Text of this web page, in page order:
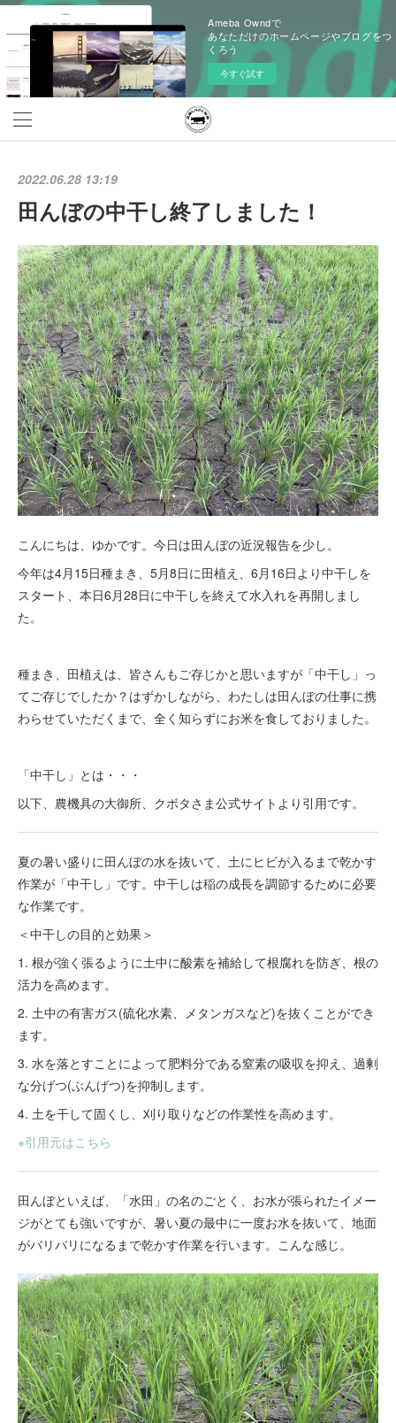
Ameba Owndで
あなただけのホームページやブログをつ
くろう
今すぐ試す
2022.06.28 13:19
田んぼの中干し終了しました！
こんにちは、ゆかです。今日は田んぼの近況報告を少し。
今年は4月15日種まき、5月8日に田植え、6月16日より中干しを
スタート、本日6月28日に中干しを終えて水入れを再開しまし
た。
種まき、田植えは、皆さんもご存じかと思いますが「中干し」っ
てご存じでしたか？はずかしながら、わたしは田んぼの仕事に携
わらせていただくまで、全く知らずにお米を食しておりました。
「中干し」とは・・・
以下、農機具の大御所、クボタさま公式サイトより引用です。
夏の暑い盛りに田んぼの水を抜いて、土にヒビが入るまで乾かす
作業が「中干し」です。中干しは稲の成長を調節するために必要
な作業です。
＜中干しの目的と効果＞
1. 根が強く張るように土中に酸素を補給して根腐れを防ぎ、根の
活力を高めます。
2. 土中の有害ガス(硫化水素、メタンガスなど)を抜くことができ
ます。
3. 水を落とすことによって肥料分である窒素の吸収を抑え、過剰
な分げつ(ぶんげつ)を抑制します。
4. 土を干して固くし、刈り取りなどの作業性を高めます。
※引用元はこちら
田んぼといえば、「水田」の名のごとく、お水が張られたイメー
ジがとても強いですが、暑い夏の最中に一度お水を抜いて、地面
がバリバリになるまで乾かす作業を行います。こんな感じ。